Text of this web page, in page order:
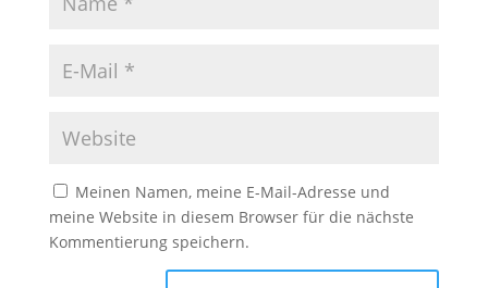
Meinen Namen, meine E-Mail-Adresse und
meine Website in diesem Browser für die nächste
Kommentierung speichern.